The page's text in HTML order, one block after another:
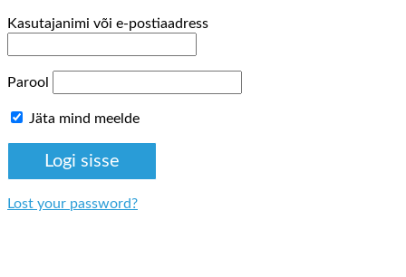
Kasutajanimi või e-postiaadress
Parool
Jäta mind meelde
Lost your password?